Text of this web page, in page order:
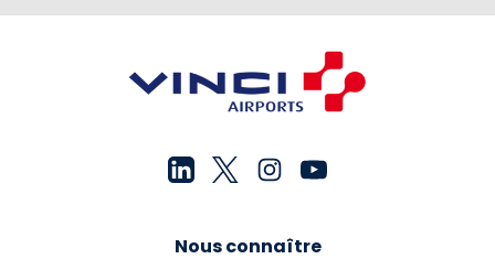
Nous connaître